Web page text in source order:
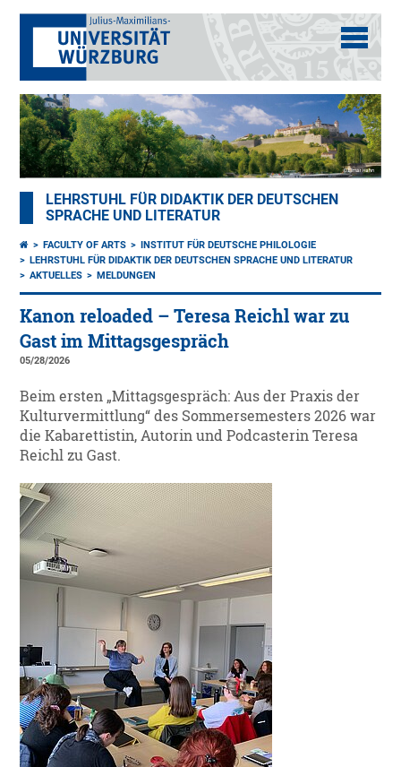
LEHRSTUHL FÜR DIDAKTIK DER DEUTSCHEN
SPRACHE UND LITERATUR
FACULTY OF ARTS
INSTITUT FÜR DEUTSCHE PHILOLOGIE
LEHRSTUHL FÜR DIDAKTIK DER DEUTSCHEN SPRACHE UND LITERATUR
AKTUELLES
MELDUNGEN
Kanon reloaded – Teresa Reichl war zu
Gast im Mittagsgespräch
05/28/2026
Beim ersten „Mittagsgespräch: Aus der Praxis der
Kulturvermittlung“ des Sommersemesters 2026 war
die Kabarettistin, Autorin und Podcasterin Teresa
Reichl zu Gast.